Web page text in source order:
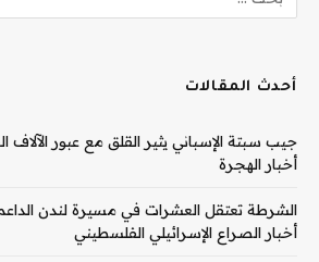
أحدث المقالات
جيب سبتة الإسباني يثير القلق مع عبور
أخبار الهجرة
الشرطة تعتقل العشرات في مسيرة لندن
أخبار الصراع الإسرائيلي الفلسطيني